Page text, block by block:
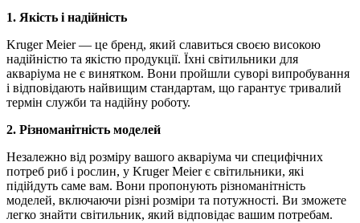
1. Якість і надійність
Kruger Meier — це бренд, який славиться своєю високою
надійністю та якістю продукції. Їхні світильники для
акваріума не є винятком. Вони пройшли суворі випробування
і відповідають найвищим стандартам, що гарантує тривалий
термін служби та надійну роботу.
2. Різноманітність моделей
Незалежно від розміру вашого акваріума чи специфічних
потреб риб і рослин, у Kruger Meier є світильники, які
підійдуть саме вам. Вони пропонують різноманітність
моделей, включаючи різні розміри та потужності. Ви зможете
легко знайти світильник, який відповідає вашим потребам.